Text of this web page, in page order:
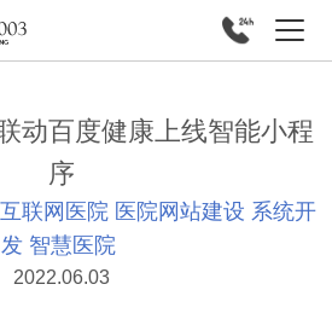
动百度健康上线智能小程
序
互联网医院 医院网站建设 系统开
发 智慧医院
2022.06.03